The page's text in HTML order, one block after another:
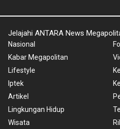
Jelajahi ANTARA News
Nasional
Kabar Megapolitan
Lifestyle
Iptek
Artikel
Lingkungan Hidup
Wisata